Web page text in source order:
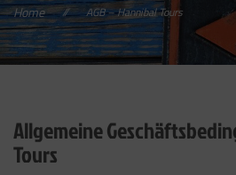
Home // AGB – Hannibal Tours
Allgemeine
Tours